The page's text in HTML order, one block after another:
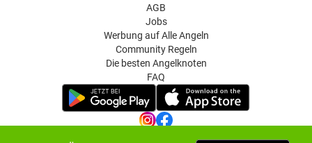
AGB
Jobs
Werbung auf Alle Angeln
Community Regeln
Die besten Angelknoten
FAQ